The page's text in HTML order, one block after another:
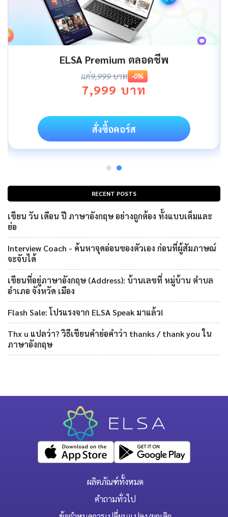
RECENT POSTS
เขียน วัน เดือน ปี ภาษาอังกฤษ อย่างถูกต้อง ทั้งแบบเต็มและ
ย่อ
Interview Coach - ค้นหาจุดอ่อนของตัวเอง ก่อนที่ผู้สัมภาษณ์
จะจับได้
เขียนที่อยู่ภาษาอังกฤษ (Address): บ้านเลขที่ หมู่บ้าน ตำบล
อำเภอ จังหวัด เมือง
Flash Sale: โปรแรงจาก ELSA Speak มาแล้ว!
Thx u แปลว่า? วิธีเขียนคำย่อคำว่า thanks / thank you ใน
ภาษาอังกฤษ
ELSA Premium ตลอดชีพ
แค่9,999 บาท -0%
7,999 บาท
สั่งซื้อคอร์ส
ผลิตภัณฑ์ทั้งหมด
คำถามทั่วไป